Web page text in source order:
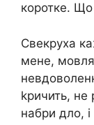
коротке.
Свекруха
мене,
kричить, не
набри дло,